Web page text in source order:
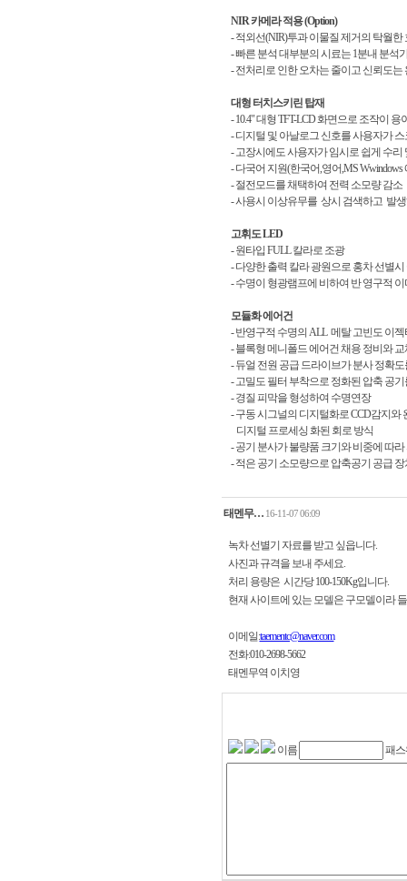
NIR 카메라 적용 (Option)
- 적외선(NIR)투과 이물질 제거의 탁월한
- 빠른 분석 대부분의 시료는 1분내 분석
- 전처리로 인한 오차는 줄이고 신뢰도는
대형 터치스키린 탑재
- 10.4" 대형 TFT-LCD 화면으로 조작이 용
- 디지털 및 아날로그 신호를 사용자가
- 고장시에도 사용자가 임시로 쉽게 수리
- 다국어 지원(한국어,영어,MS
- 절전모드를 채택하여 전력 소모량 감소
- 사용시 이상유무를 상시 검색하고 발
고휘도 LED
- 원타입 FULL 칼라로 조광
- 다양한 출력 칼라 광원으로 홍차 선별
- 수명이 형광램프에 비하여 반 영구적 이
모듈화 에어건
- 반영구적 수명의 ALL 메탈 고빈도 이젝
- 블록형 메니폴드 에어건 채용 정비와 교
- 듀얼 전원 공급 드라이브가 분사 정확
- 고밀도 필터 부착으로 정화된 압축 공기
- 경질 피막을 형성하여 수명연장
- 구동 시그널의 디지털화로 CCD감지
디지털 프로세싱 화된 회로 방식
- 공기 분사가 불량품 크기와 비중에 따
- 적은 공기 소모량으로 압축공기 공급
태멘무… 16-11-07 06:09
녹차 선별기 자료를 받고 싶읍니다.
사진과 규격을 보내 주세요.
처리 용량은 시간당 100-150Kg입니다.
현재 사이트에 있는 모델은 구모델이라
이메일:taementc@naver.com
전화:010-2698-5662
태멘무역 이치영
이름 패